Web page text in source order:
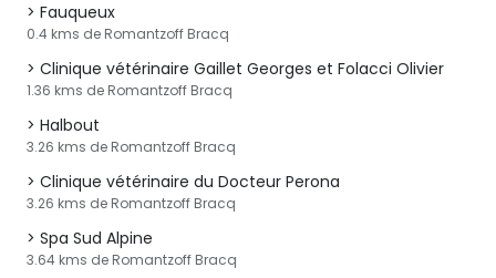
Fauqueux
0.4 kms de Romantzoff Bracq
Clinique vétérinaire Gaillet Georges et Folacci Olivier
1.36 kms de Romantzoff Bracq
Halbout
3.26 kms de Romantzoff Bracq
Clinique vétérinaire du Docteur Perona
3.26 kms de Romantzoff Bracq
Spa Sud Alpine
3.64 kms de Romantzoff Bracq